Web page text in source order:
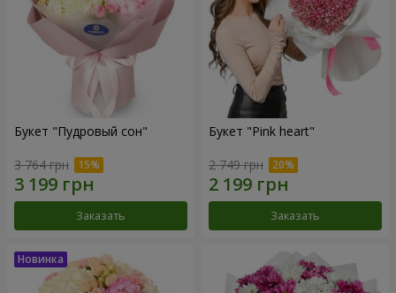
Букет "Пудровый сон"
3 764 грн
Заказать
Букет "Pink heart"
2 749 грн
Заказать